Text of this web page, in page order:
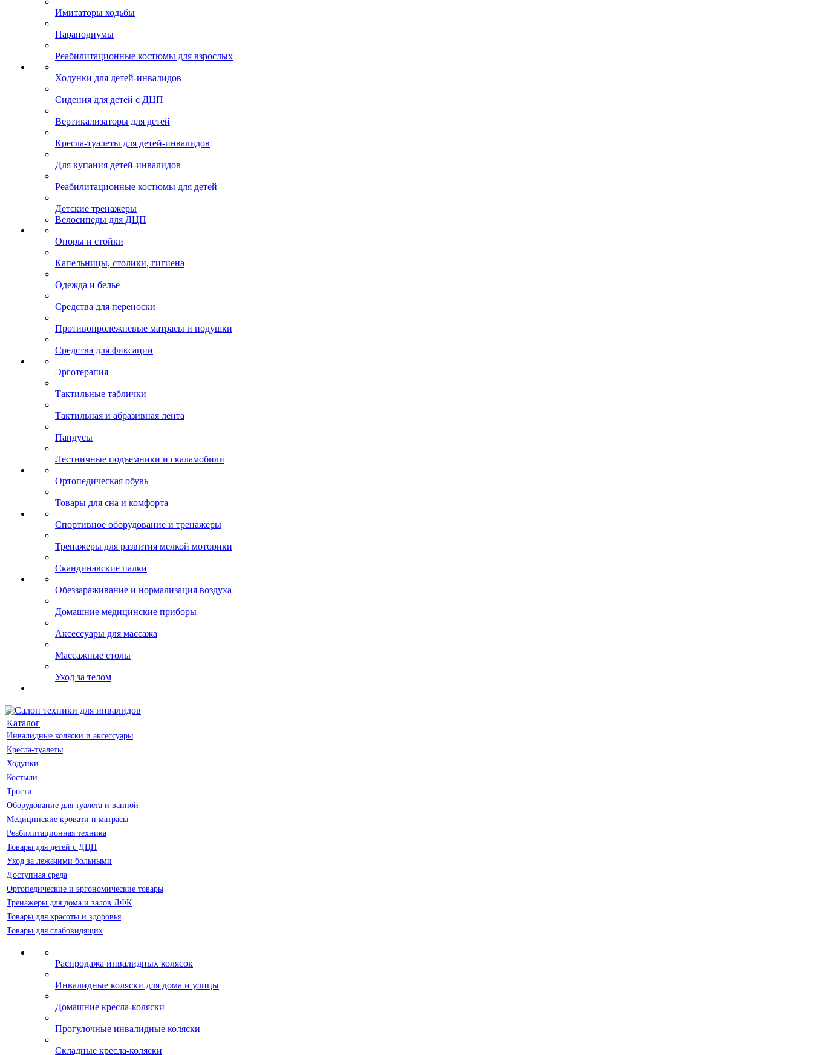
Имитаторы ходьбы
Параподиумы
Реабилитационные костюмы для взрослых
Ходунки для детей-инвалидов
Сидения для детей с ДЦП
Вертикализаторы для детей
Кресла-туалеты для детей-инвалидов
Для купания детей-инвалидов
Реабилитационные костюмы для детей
Детские тренажеры
Велосипеды для ДЦП
Опоры и стойки
Капельницы, столики, гигиена
Одежда и белье
Средства для переноски
Противопролежневые матрасы и подушки
Средства для фиксации
Эрготерапия
Тактильные таблички
Тактильная и абразивная лента
Пандусы
Лестничные подъемники и скаламобили
Ортопедическая обувь
Товары для сна и комфорта
Спортивное оборудование и тренажеры
Тренажеры для развития мелкой моторики
Скандинавские палки
Обеззараживание и нормализация воздуха
Домашние медицинские приборы
Аксессуары для массажа
Массажные столы
Уход за телом
Каталог
Инвалидные коляски и аксессуары
Кресла-туалеты
Ходунки
Костыли
Трости
Оборудование для туалета и ванной
Медицинские кровати и матрасы
Реабилитационная техника
Товары для детей с ДЦП
Уход за лежачими больными
Доступная среда
Ортопедические и эргономические товары
Тренажеры для дома и залов ЛФК
Товары для красоты и здоровья
Товары для слабовидящих
Распродажа инвалидных колясок
Инвалидные коляски для дома и улицы
Домашние кресла-коляски
Прогулочные инвалидные коляски
Складные кресла-коляски